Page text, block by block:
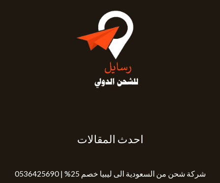
احدث المقالات
شركة شحن من السعودية الى ليبيا خصم 25% | 0536425690